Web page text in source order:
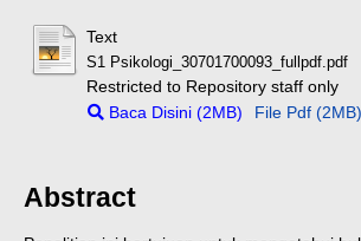
Text
S1 Psikologi_30701700093_fullpdf.pdf
Restricted to Repository staff only
Baca Disini (2MB)
File Pdf (2MB)
Abstract